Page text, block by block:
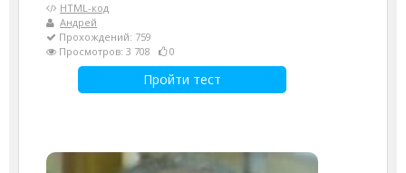
HTML-код
Андрей
Прохождений: 759
Просмотров: 3 708
0
Пройти тест